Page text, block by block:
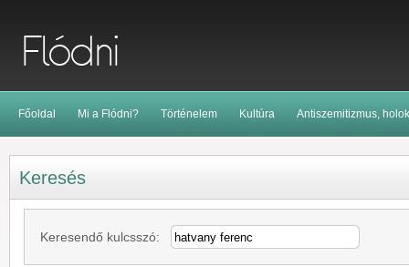
Főoldal Mi a Flódni? Történelem Kultúra Antiszemitizmus,
Keresés
Keresendő kulcsszó: